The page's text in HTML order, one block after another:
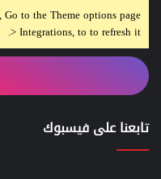
to the Theme options page
> Integrations, to to refresh it.
تابعنا على فيسبوك